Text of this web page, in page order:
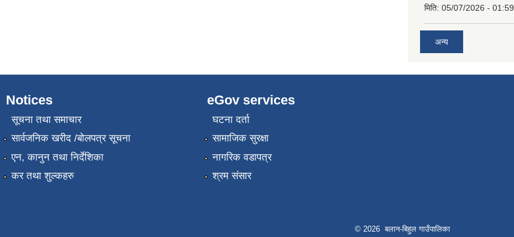
मिति: 05/07/2026 - 01:59
अन्य
Notices
सूचना तथा समाचार
सार्वजनिक खरीद /बोलपत्र सूचना
एन, कानुन तथा निर्देशिका
कर तथा शुल्कहरु
eGov services
घटना दर्ता
सामाजिक सुरक्षा
नागरिक वडापत्र
श्रम संसार
© 2026 बलान-बिहुल गाउँपालिका